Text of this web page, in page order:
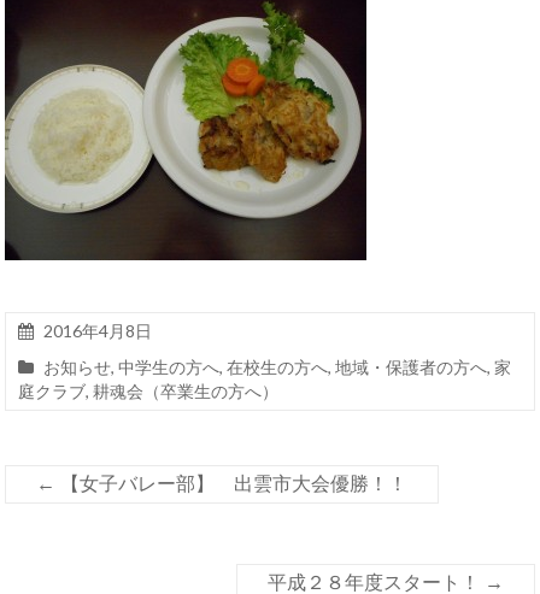
2016年4月8日
お知らせ,中学生の方へ,在校生の方へ,地域・保護者の方へ,家
庭クラブ,耕魂会（卒業生の方へ）
← 【女子バレー部】 出雲市大会優勝！！
平成２８年度スタート！ →